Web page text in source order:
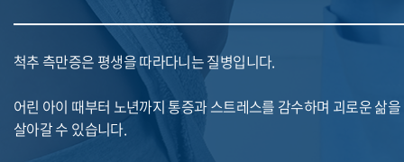
척추 측만증은 평생을 따라다니는 질병입니다.
어린 아이 때부터 노년까지 통증과 스트레스를 감수하며 괴로운 삶을
살아갈 수 있습니다.